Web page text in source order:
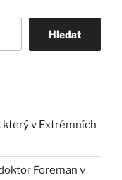
Hledat
který v Extrémních
Foreman v